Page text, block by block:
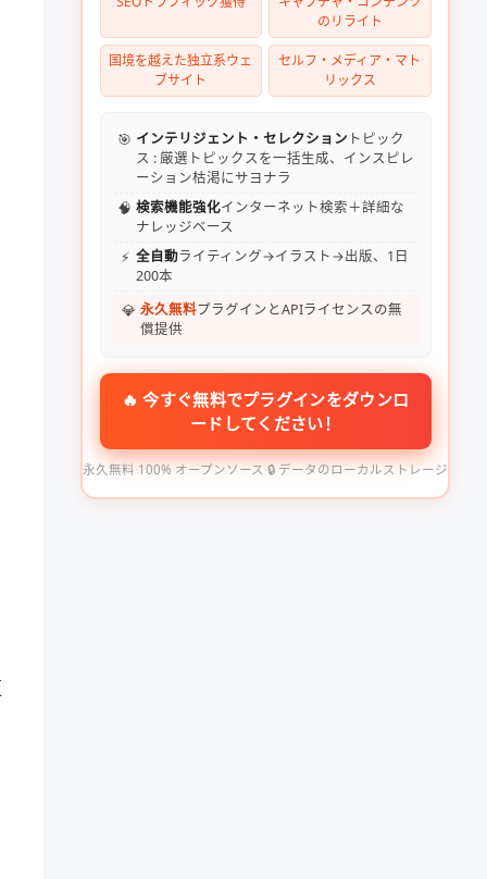
のリライト
国境を越えた独立系ウェ
ブサイト
セルフ・メディア・マト
リックス
🎯 インテリジェント・セレクション トピック
ス : 厳選トピックスを一括生成、インスピレ
ーション枯渇にサヨナラ
🧠 検索機能強化インターネット検索＋詳細な
ナレッジベース
⚡ 全自動ライティング→イラスト→出版、1日
200本
💎 永久無料プラグインとAPIライセンスの無
償提供
🔥 今すぐ無料でプラグインをダウンロ
ードしてください！
永久無料·100% オープンソース·🔒 データのローカルストレージ